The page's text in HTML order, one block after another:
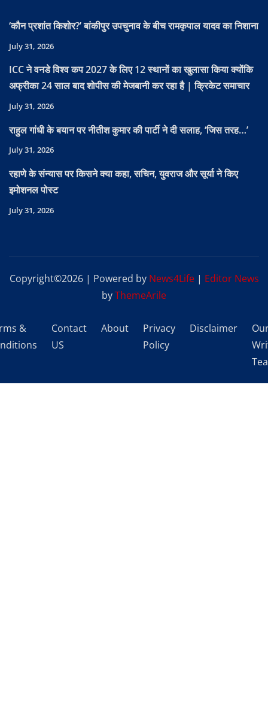
‘कौन प्रशांत किशोर?’ बांकीपुर उपचुनाव के बीच रामकृपाल यादव का निशाना
July 31, 2026
ICC ने वनडे विश्व कप 2027 के लिए 12 स्थानों का खुलासा किया क्योंकि
अफ्रीका 24 साल बाद शोपीस की मेजबानी कर रहा है | क्रिकेट समाचार
July 31, 2026
राहुल गांधी के बयान पर नीतीश कुमार की पार्टी ने दी सलाह, ‘जिस तरह…’
July 31, 2026
रहाणे के संन्यास पर किसने क्या कहा, सचिन, युवराज और सूर्या ने किए
इमोशनल पोस्ट
July 31, 2026
Copyright©2026 | Powered by News4Life | Editor News
byThemeArile
&
Contact
US
About
Privacy
Policy
Disclaimer